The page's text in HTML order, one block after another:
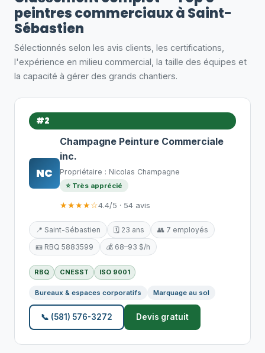
peintres commerciaux à Saint-
Sébastien
Sélectionnés selon les avis clients, les certifications,
l'expérience en milieu commercial, la taille des équipes et
la capacité à gérer des grands chantiers.
#2
NC
Champagne Peinture Commerciale
inc.
Propriétaire : Nicolas Champagne
⭐ Très apprécié
★★★★☆4.4/5 · 54 avis
📍 Saint-Sébastien 🗓️ 23 ans
👥 7 employés
🪪 RBQ 5883599
💰 68–93 $/h
RBQ CNESST ISO 9001
Bureaux & espaces corporatifs Marquage au sol
📞 (581) 576-3272 Devis gratuit